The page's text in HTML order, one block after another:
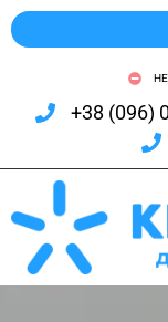
+38 (096)